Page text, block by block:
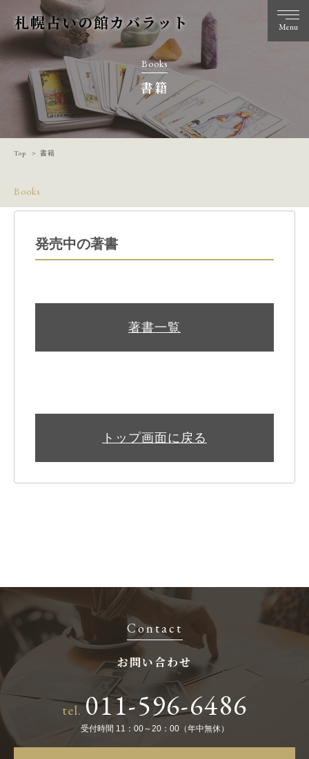
札幌占いの館カバラット Menu
Books
書籍
Top 書籍
Books
発売中の著書​
著書一覧
トップ画面に戻る
Contact
お問い合わせ
tel.011-596-6486
受付時間 11：00～20：00（年中無休）